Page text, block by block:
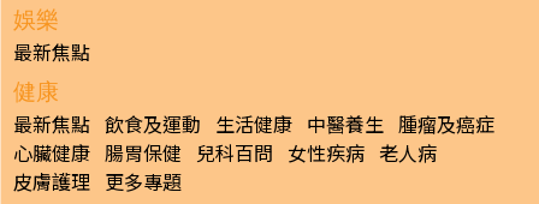
娛樂
最新焦點
健康
最新焦點 飲食及運動 生活健康 中醫養生 腫瘤及癌症
心臟健康 腸胃保健 兒科百問 女性疾病 老人病
皮膚護理 更多專題